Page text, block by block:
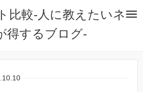
比較-人に教えたいネ
得するブログ-